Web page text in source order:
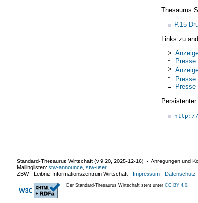
Thesaurus
P.15
Links zu
>
~ Presse
>
~ Presse
= Presse
http://
Standard-Thesaurus Wirtschaft (v 9.20 2025-12-16) ▪ Anregungen und
Mailinglisten: stw-announce stw-user
ZBW - Leibniz-Informationszentrum Wirtschaft - Impressum - Datenschutz
Der Standard-Thesaurus Wirtschaft steht unter CC BY 4.0